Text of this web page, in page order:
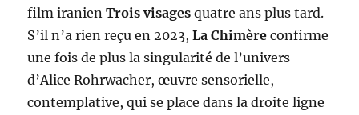
film iranienTrois visagesquatre ans plus tard.
S’il n’a rien reçu en 2023,La Chimère confirme
une fois de plus la singularité de l’univers
d’Alice Rohrwacher, œuvre sensorielle,
contemplative, qui se place dans la droite ligne